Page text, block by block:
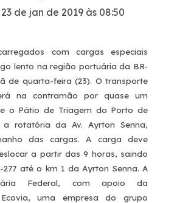
de jan de 2019 às 08:50
com cargas especiais
lento na região portuária da BR-
de quarta-feira (23). O transporte
na contramão por quase um
o Pátio de Triagem do Porto de
a rotatória da Av. Ayrton Senna,
das cargas. A carga deve
a partir das 9 horas, saindo
277 até o km 1 da Ayrton Senna. A
Federal, com apoio da
Ecovia, uma empresa do grupo